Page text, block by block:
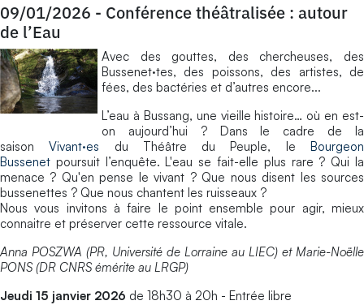
09/01/2026 - Conférence théâtralisée : autour
de l’Eau
Avec des gouttes, des chercheuses, des
Bussenet·tes, des poissons, des artistes, de
fées, des bactéries et d’autres encore...
L’eau à Bussang, une vieille histoire… où en est-
on aujourd’hui ? Dans le cadre de la
saisonVivant·es du Théâtre du Peuple, leBourgeon
Bussenet poursuit l’enquête. L'eau se fait-elle plus rare ? Qui la
menace ? Qu'en pense le vivant ? Que nous disent les sources
bussenettes ? Que nous chantent les ruisseaux ?
Nous vous invitons à faire le point ensemble pour agir, mieux
connaitre et préserver cette ressource vitale.
Anna POSZWA (PR, Université de Lorraine au LIEC) et Marie-Noëlle
PONS (DR CNRS émérite au LRGP)
Jeudi 15 janvier 2026 de 18h30 à 20h - Entrée libre